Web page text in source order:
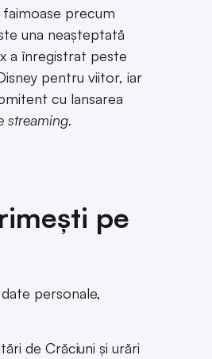
precum
una neașteptată
a înregistrat peste
pentru viitor, iar
cu lansarea
streaming.
pe
personale,
de Crăciuni și urări